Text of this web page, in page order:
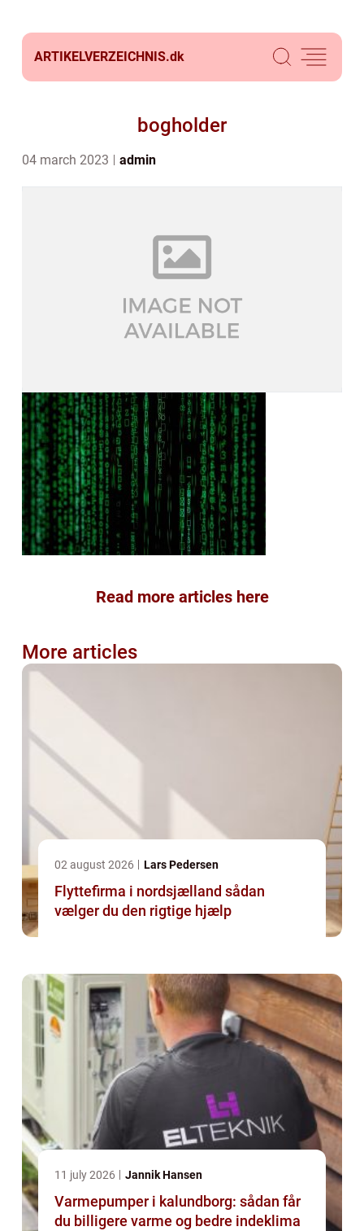
ARTIKELVERZEICHNIS.dk
bogholder
04 march 2023 admin
Read more articles here
More articles
02 august 2026 Lars Pedersen
Flyttefirma i nordsjælland sådan
vælger du den rigtige hjælp
11 july 2026 Jannik Hansen
Varmepumper i kalundborg: sådan får
du billigere varme og bedre indeklima